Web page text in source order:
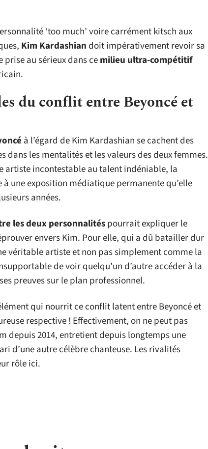
‘too much’ voire carrément kitsch aux
Kim Kardashian doit impérativement revoir sa
au sérieux dans cemilieu ultra-compétitif
du conflit entre Beyoncé et
à l’égard de Kim Kardashian se cachent des
dans les mentalités et les valeurs des deux femmes.
artiste incontestable au talent indéniable, la
une exposition médiatique permanente qu’elle
années.
les deux personnalitéspourrait expliquer le
envers Kim. Pour elle, qui a dû batailler dur
véritable artiste et non pas simplement comme la
de voir quelqu’un d’autre accéder à la
preuves sur le plan professionnel.
qui nourrit ce conflit latent entre Beyoncé et
respective ! Effectivement, on ne peut pas
depuis 2014, entretient depuis longtemps une
d’une autre célèbre chanteuse. Les rivalités
rôle ici.